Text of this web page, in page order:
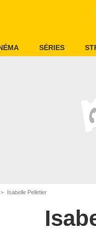
SÉRIES
Isabelle Pelletier